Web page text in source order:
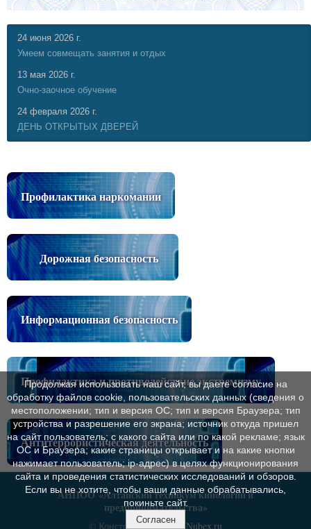
24 июня 2026 г.
Умеем совмещать занятия и отдых
13 мая 2026 г.
Очно-заочное обучение
24 февраля 2026 г.
ДЕНЬ ОТКРЫТЫХ ДВЕРЕЙ
Профилактика наркомании
Дорожная безопасность
Информационная безопасность
Профилактика и противодействие экстремизму
Антитеррористическая деятельность
АНПОО«Алтайский техникум кинологии и
предпринимательства»
© Конструктор сайтовNubex.ru
Продолжая использовать наш сайт, вы даете согласие на
обработку файлов cookie, пользовательских данных (сведения о
местоположении; тип и версия ОС; тип и версия Браузера; тип
устройства и разрешение его экрана; источник откуда пришел
на сайт пользователь; с какого сайта или по какой рекламе; язык
ОС и Браузера; какие страницы открывает и на какие кнопки
нажимает пользователь; ip-адрес) в целях функционирования
сайта и проведения статистических исследований и обзоров.
Если вы не хотите, чтобы ваши данные обрабатывались,
покиньте сайт.
Согласен